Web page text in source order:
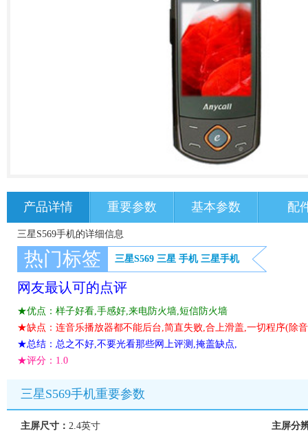
产品详情 重要参数 基本参数 配
三星S569手机的详细信息
热门标签 三星S569 三星 手机 三星手机
网友最认可的点评
★优点：样子好看,手感好,来电防火墙,短信防火墙
★缺点：连音乐播放器都不能后台,简直失败,合上滑盖,一切程序(除
★总结：总之不好,不要光看那些网上评测,掩盖缺点,
★评分： 1.0
三星S569手机重要参数
主屏尺寸： 2.4英寸
主屏分